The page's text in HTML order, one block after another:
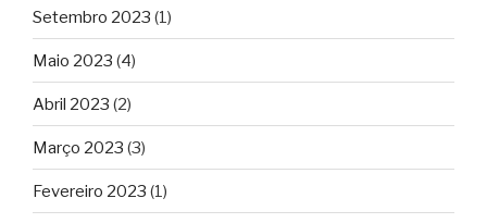
Setembro 2023 (1)
Maio 2023 (4)
Abril 2023 (2)
Março 2023 (3)
Fevereiro 2023 (1)